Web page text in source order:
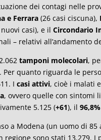
dei contagi nelle
e Ferrara (26 casi ciscuna),
casi), e il Circondario
– relativi all’andamento
tamponi molecolari,
Per quanto riguarda le
I casi attivi, cioè i malati
, ovvero quelle con sintomi
5.125 (+61), il
a Modena (un uomo di
regione sono stati 13.279.